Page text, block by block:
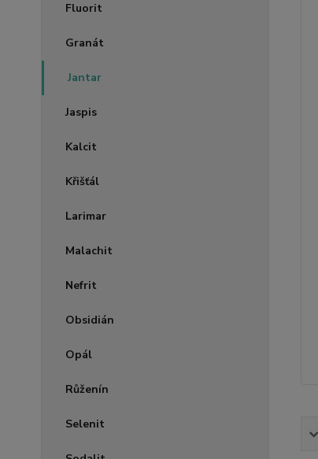
Fluorit
Granát
Jantar
Jaspis
Kalcit
Křišťál
Larimar
Malachit
Nefrit
Obsidián
Opál
Růženín
Selenit